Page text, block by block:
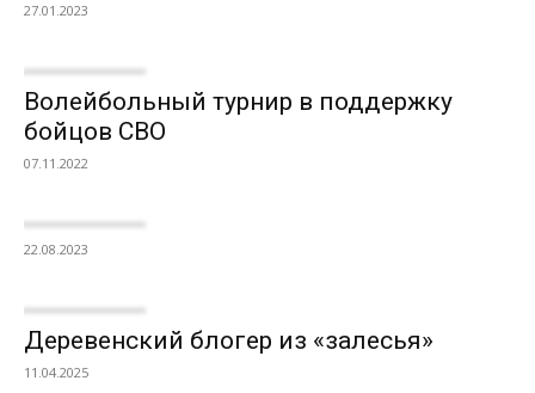
27.01.2023
Волейбольный турнир в поддержку
бойцов СВО
07.11.2022
22.08.2023
Деревенский блогер из «залесья»
11.04.2025